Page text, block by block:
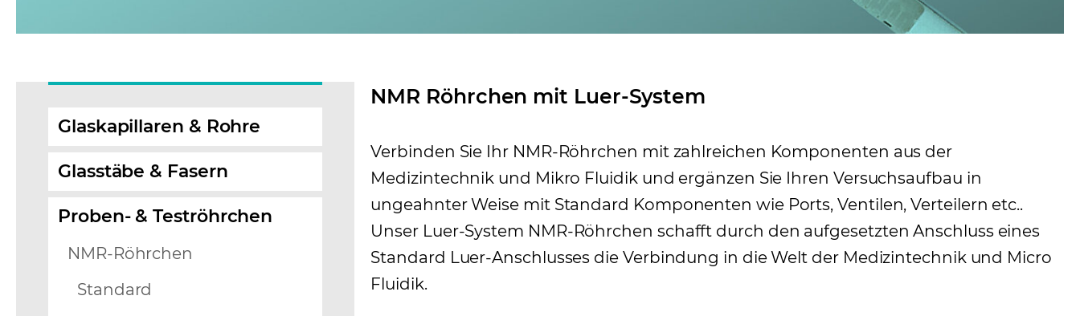
NMR Röhrchen mit Luer-System
Verbinden Sie Ihr NMR-Röhrchen mit zahlreichen Komponenten aus der
Medizintechnik und Mikro Fluidik und ergänzen Sie Ihren Versuchsaufbau in
ungeahnter Weise mit Standard Komponenten wie Ports, Ventilen, Verteilern etc..
Unser Luer-System NMR-Röhrchen schafft durch den aufgesetzten Anschluss eines
Standard Luer-Anschlusses die Verbindung in die Welt der Medizintechnik und Micro
Fluidik.
Glaskapillaren & Rohre
Glasstäbe & Fasern
Proben- & Teströhrchen
NMR-Röhrchen
Standard